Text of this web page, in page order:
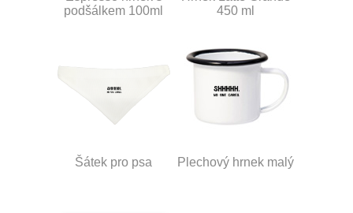
podšálkem 100ml
450 ml
Šátek pro psa Plechový hrnek malý